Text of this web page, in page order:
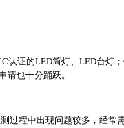
认证的LED筒灯、LED台灯
请也十分踊跃。
过程中出现问题较多，经